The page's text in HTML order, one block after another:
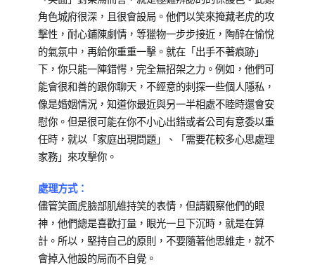
角色城府很深，且很會設局。他們以笑來掩藏老虎的攻
擊性，耐心鋪陳劇情，等獵物一步步接近，陶醉在愉悅
的氣氛中，再給你重重一擊。就在「出手不著痕跡」
下，你只能一陣錯愕，完全無招架之力。例如，他們可
能會很和善的跟你聊天，不經意的刺探一些個人隱私，
像是婚姻情況，知道你最近與另一半相處不睦時還會安
慰你。但是很可能在你不小心出錯或者公司有意委以重
任時，就以「家庭出現問題」、「需要花較多心思處理
家務」來攻擊你。
處理方式：
儘管笑面虎臉部肌維持笑的表情，但請觀察他們的眼
神，他們總是喜歡打量，眼光一旦下沉時，就是在算
計。所以，堅持自己的原則，不要隨著他思維走，就不
會掉入他設的局而不自覺。